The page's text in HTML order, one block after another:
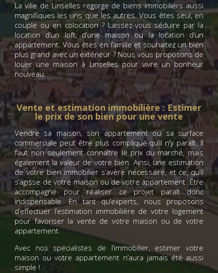
La ville de Linselles regorge de biens immobiliers aussi
magnifiques les uns que les autres. Vous êtes seul, en
couple ou en colocation ? Laissez-vous séduire par la
location d’un loft, d’une maison ou la location d’un
appartement. Vous êtes en famille et souhaitez un bien
plus grand avec un extérieur ? Nous vous proposons de
louer une maison à Linselles pour vivre un bonheur
nouveau.
Vente et estimation immobilière : Estimer
le prix de son bien pour une vente
Vendre sa maison, son appartement ou sa surface
commerciale peut être plus compliqué qu’il n’y paraît. Il
faut non seulement connaître le prix du marché, mais
également la valeur de votre bien. Ainsi, une estimation
de votre bien immobilier s’avère nécessaire, et ce, qu’il
s’agisse de votre maison ou de votre appartement. Être
accompagné pour réaliser ce projet paraît donc
indispensable. En tant qu’experts, nous proposons
d’effectuer l’estimation immobilière de votre logement
pour favoriser la vente de votre maison ou de votre
appartement.
Avec nos spécialistes de l’immobilier, estimer votre
maison ou votre appartement n’aura jamais été aussi
simple !